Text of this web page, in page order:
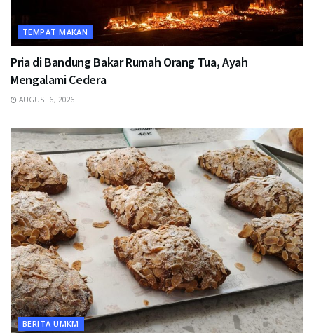
TEMPAT MAKAN
Pria di Bandung Bakar Rumah Orang Tua, Ayah
Mengalami Cedera
AUGUST 6, 2026
BERITA UMKM